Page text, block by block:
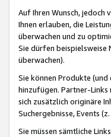
Auf Ihren Wunsch, jedoch
Ihnen erlauben, die
überwachen und zu
Sie dürfen beispielsweise
überwachen).
Sie können Produkte
hinzufügen. Partner-
sich zusätzlich originäre
Suchergebnisse, Events
Sie müssen sämtliche